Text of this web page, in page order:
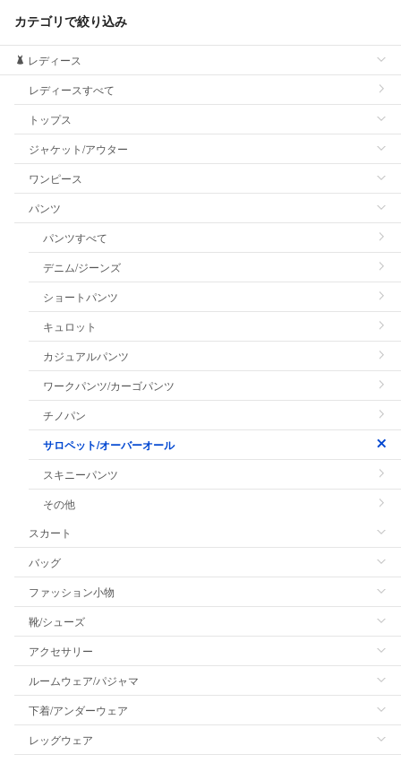
カテゴリで絞り込み
レディース
レディースすべて
トップス
ジャケット/アウター
ワンピース
パンツ
パンツすべて
デニム/ジーンズ
ショートパンツ
キュロット
カジュアルパンツ
ワークパンツ/カーゴパンツ
チノパン
サロペット/オーバーオール
スキニーパンツ
その他
スカート
バッグ
ファッション小物
靴/シューズ
アクセサリー
ルームウェア/パジャマ
下着/アンダーウェア
レッグウェア